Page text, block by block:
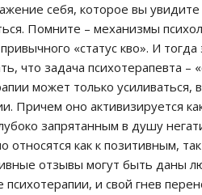
себя, которое вы
Помните – механизмы
«статус кво». И тогда
что задача психотерапевта –
может только усиливаться,
Причем оно активизируется
запрятанным в душу
как к позитивным,
отзывы могут быть
и свой гнев